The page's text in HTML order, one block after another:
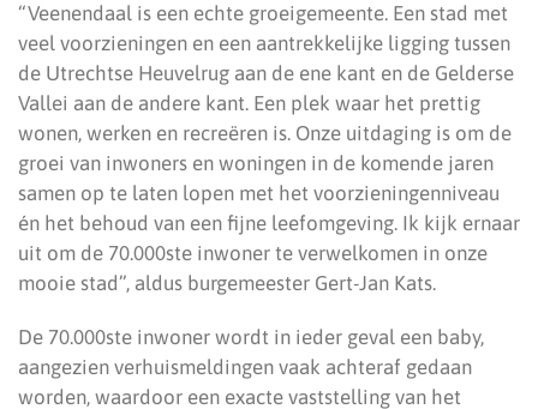
“Veenendaal is een echte groeigemeente. Een stad met
veel voorzieningen en een aantrekkelijke ligging tussen
de Utrechtse Heuvelrug aan de ene kant en de Gelderse
Vallei aan de andere kant. Een plek waar het prettig
wonen, werken en recreëren is. Onze uitdaging is om de
groei van inwoners en woningen in de komende jaren
samen op te laten lopen met het voorzieningenniveau
én het behoud van een fijne leefomgeving. Ik kijk ernaar
uit om de 70.000ste inwoner te verwelkomen in onze
mooie stad”, aldus burgemeester Gert-Jan Kats.
De 70.000ste inwoner wordt in ieder geval een baby,
aangezien verhuismeldingen vaak achteraf gedaan
worden, waardoor een exacte vaststelling van het